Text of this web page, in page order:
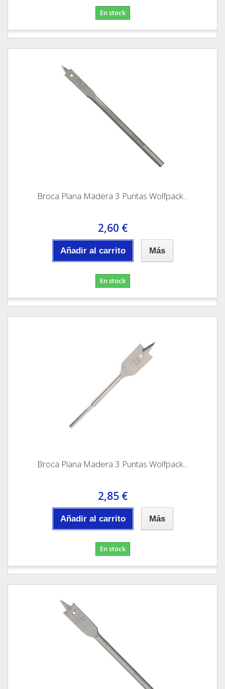
En stock
Broca Plana Madera 3 Puntas Wolfpack...
2,60 €
Añadir al carrito Más
En stock
Broca Plana Madera 3 Puntas Wolfpack...
2,85 €
Añadir al carrito Más
En stock